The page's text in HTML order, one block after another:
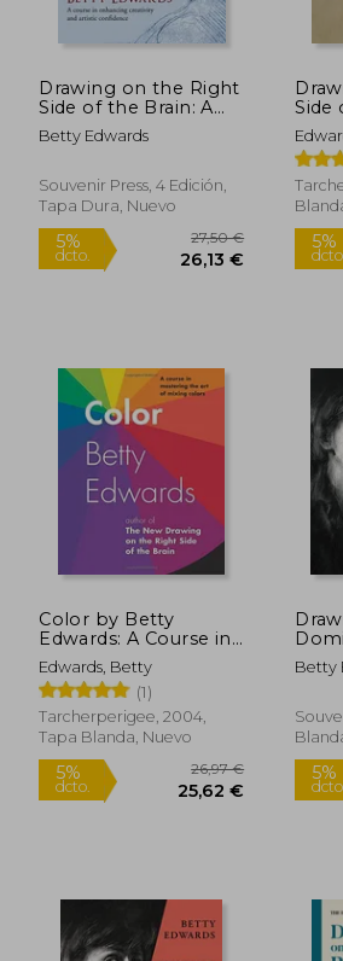
Drawing on the Right
Side of the Brain: A
Course in Enhancing
Creativity and Artistic
Edwards (en Inglés)
Betty Edwards
Souvenir Press, 4 Edición,
Tapa Dura, Nuevo
27,50 €
26,13 €
Side
Color by Betty
Edwards: A Course in
Mastering the art of
Mixing Colors (en
Inglés)
Edwards, Betty
(1)
Tarcherperigee, 2004,
Tapa Blanda, Nuevo
Betty